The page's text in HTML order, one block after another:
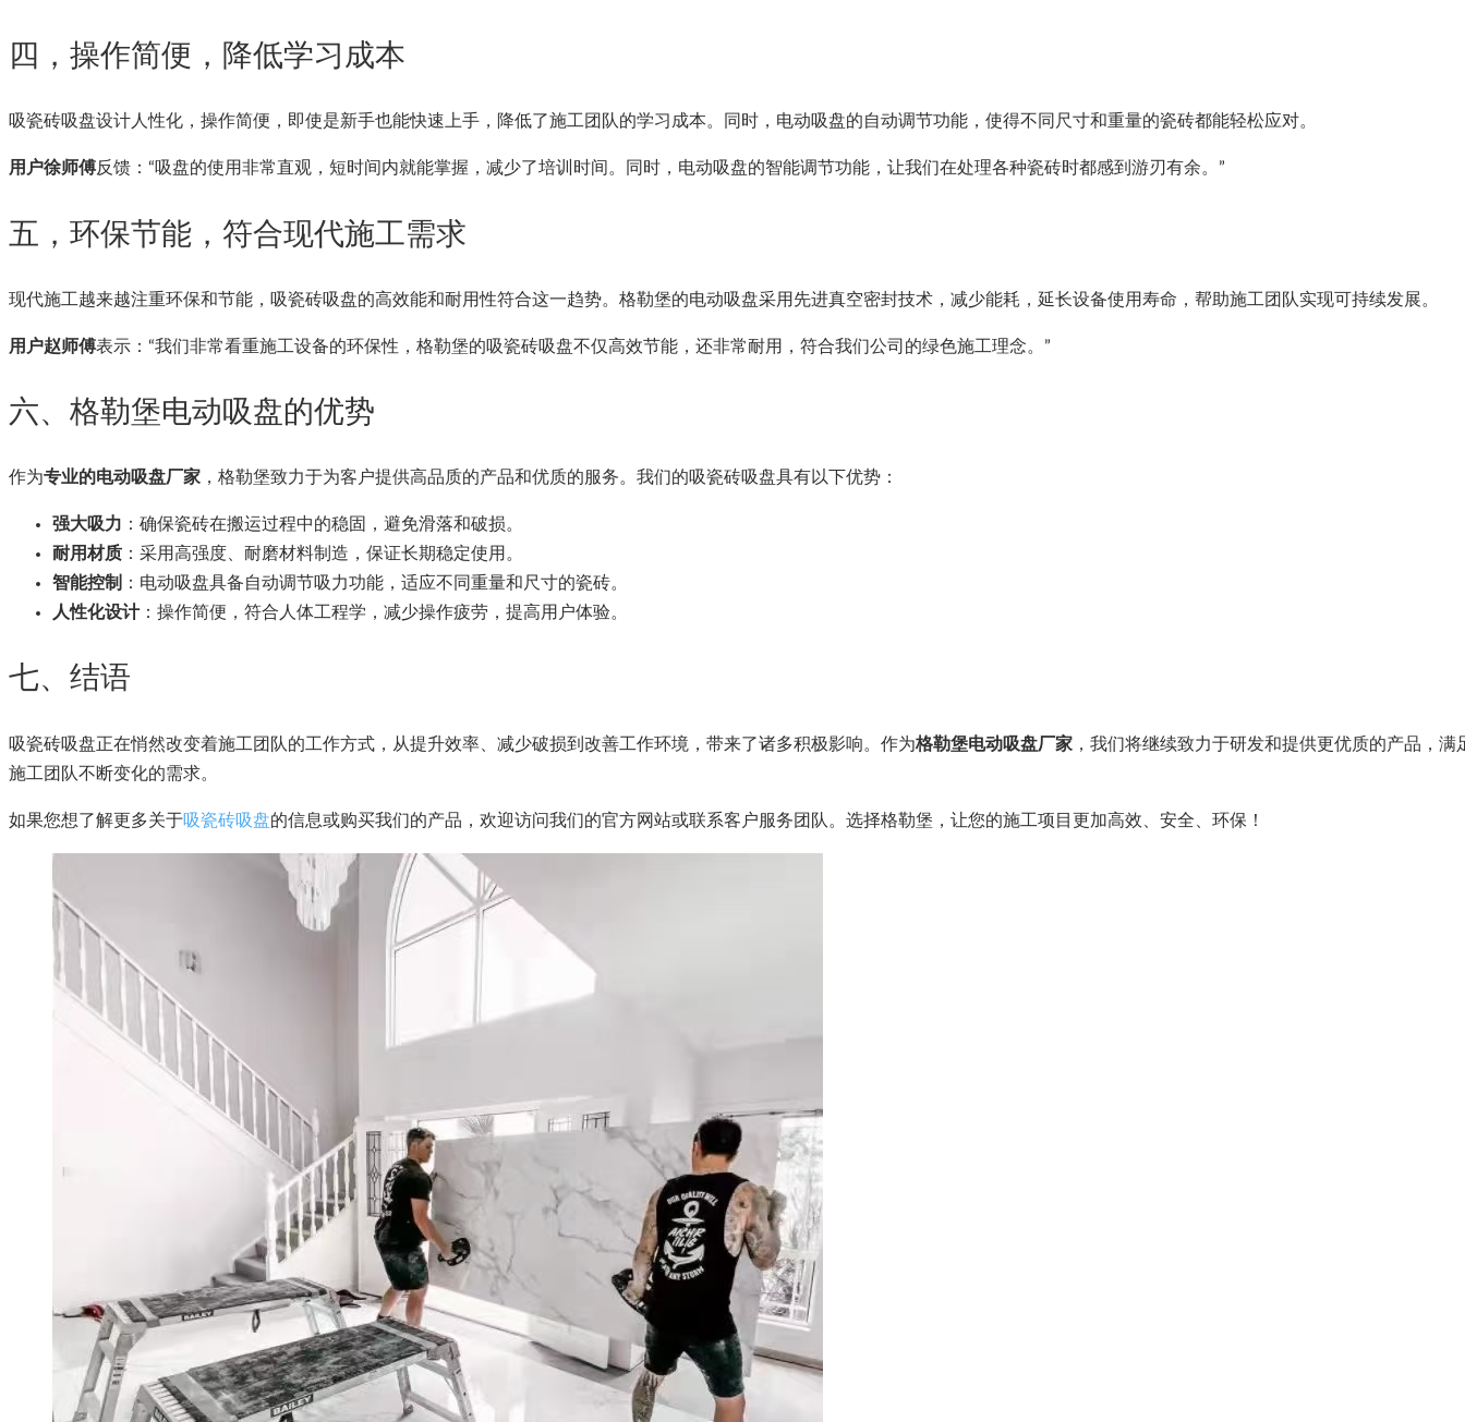
四，操作简便，降低学习成本
吸瓷砖吸盘设计人性化，操作简便，即使是新手也能快速上手，降低了施工团队的学习成本。同时，电动吸盘的自动调节功能，使得不同尺寸和重量的瓷砖都能轻松应对。
用户徐师傅反馈：“吸盘的使用非常直观，短时间内就能掌握，减少了培训时间。同时，电动吸盘的智能调节功能，让我们在处理各种瓷砖时都感到游刃有余。”
五，环保节能，符合现代施工需求
现代施工越来越注重环保和节能，吸瓷砖吸盘的高效能和耐用性符合这一趋势。格勒堡的电动吸盘采用先进真空密封技术，减少能耗，延长设备使用寿命，帮助施工团队实现可持续发展。
用户赵师傅表示：“我们非常看重施工设备的环保性，格勒堡的吸瓷砖吸盘不仅高效节能，还非常耐用，符合我们公司的绿色施工理念。”
六、格勒堡电动吸盘的优势
作为专业的电动吸盘厂家 ，格勒堡致力于为客户提供高品质的产品和优质的服务。我们的吸瓷砖吸盘具有以下优势：
强大吸力 ：确保瓷砖在搬运过程中的稳固，避免滑落和破损。
耐用材质 ：采用高强度、耐磨材料制造，保证长期稳定使用。
智能控制
：电动吸盘具备自动调节吸力功能，适应不同重量和尺寸的瓷砖。
人性化设计：操作简便，符合人体工程学，减少操作疲劳，提高用户体验。
七、结语
吸瓷砖吸盘正在悄然改变着施工团队的工作方式，从提升效率、减少破损到改善工作环境，带来了诸多积极影响。作为格勒堡电动吸盘厂家 ，我们将继续致力于研发和提供更优质的产品，满
施工团队不断变化的需求。
如果您想了解更多关于吸瓷砖吸盘的信息或购买我们的产品，欢迎访问我们的官方网站或联系客户服务团队。选择格勒堡，让您的施工项目更加高效、安全、环保！